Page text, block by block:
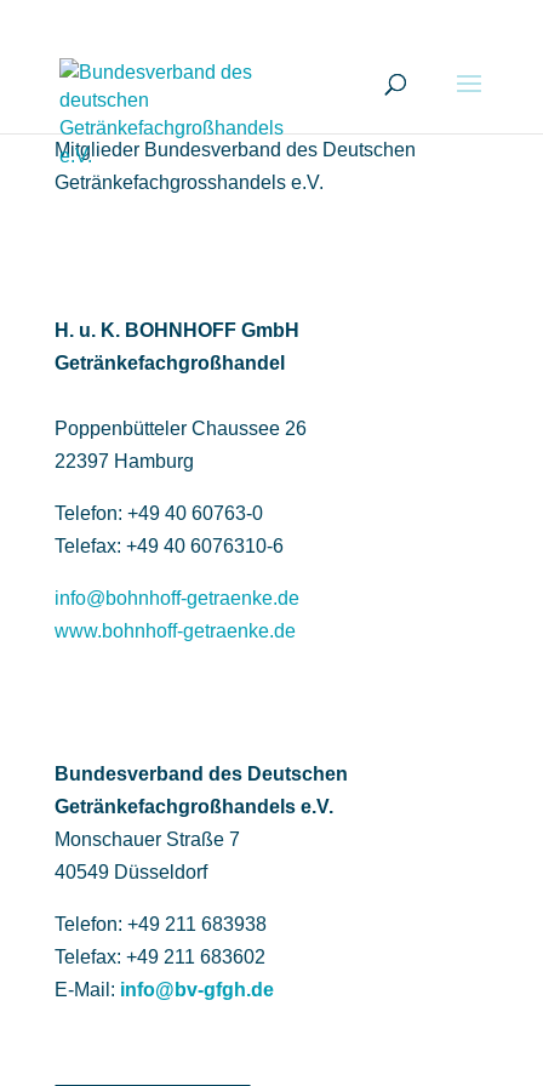
Mitglieder Bundesverband des Deutschen
Getränkefachgrosshandels e.V.
H. u. K. BOHNHOFF GmbH
Getränkefachgroßhandel
Poppenbütteler Chaussee 26
22397 Hamburg
Telefon: +49 40 60763-0
Telefax: +49 40 6076310-6
info@bohnhoff-getraenke.de
www.bohnhoff-getraenke.de
Bundesverband des Deutschen
Getränke­fach­großhandels e.V.
Monschauer Straße 7
40549 Düsseldorf
Telefon: +49 211 683938
Telefax: +49 211 683602
E-Mail: info@bv-gfgh.de